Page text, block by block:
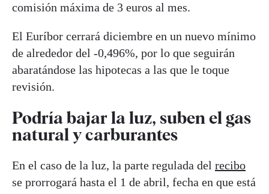
comisión máxima de 3 euros al mes.
El Euríbor cerrará diciembre en un nuevo mínimo
de alrededor del -0,496%, por lo que seguirán
abaratándose las hipotecas a las que le toque
revisión.
Podría bajar la luz, suben el gas
natural y carburantes
En el caso de la luz, la parte regulada del recibo
se prorrogará hasta el 1 de abril, fecha en que está